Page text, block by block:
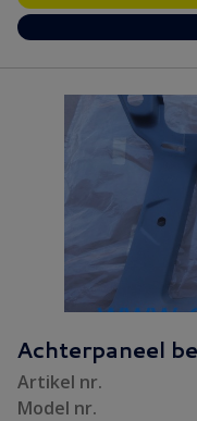
Achterpaneel
Artikel nr.
Model nr.